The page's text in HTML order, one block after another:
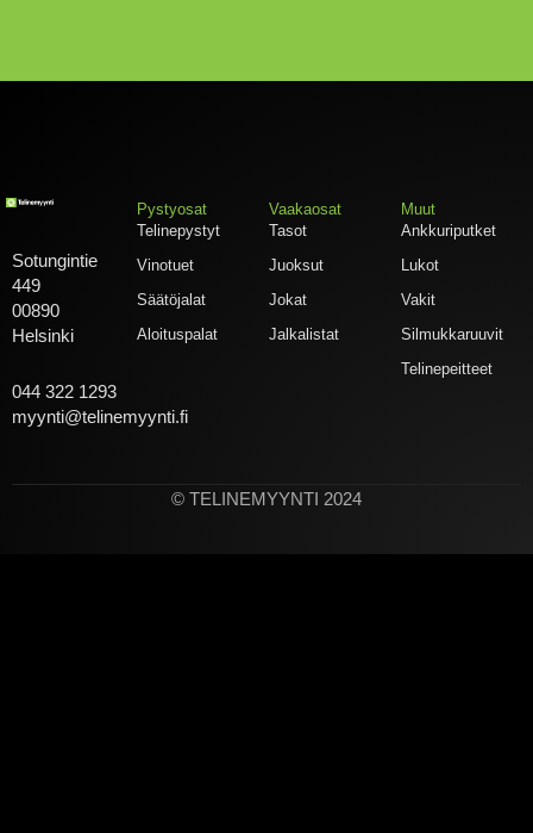
Sotungintie
449
00890
Helsinki
044 322 1293
myynti@telinemyynti.fi
Pystyosat
Telinepystyt
Vinotuet
Säätöjalat
Aloituspalat
Vaakaosat
Tasot
Juoksut
Jokat
Jalkalistat
Muut
Ankkuriputket
Lukot
Vakit
Silmukkaruuvit
Telinepeitteet
© TELINEMYYNTI 2024